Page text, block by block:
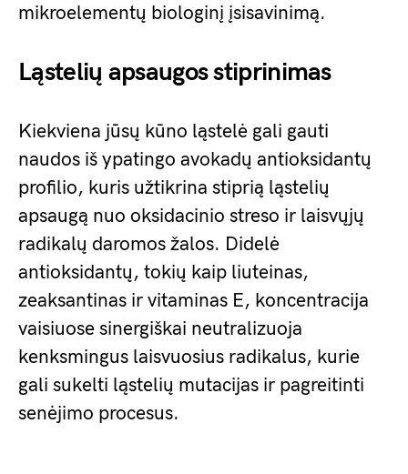
mikroelementų biologinį įsisavinimą.
Ląstelių apsaugos stiprinimas
Kiekviena jūsų kūno ląstelė gali gauti
naudos iš ypatingo avokadų antioksidantų
profilio, kuris užtikrina stiprią ląstelių
apsaugą nuo oksidacinio streso ir laisvųjų
radikalų daromos žalos. Didelė
antioksidantų, tokių kaip liuteinas,
zeaksantinas ir vitaminas E, koncentracija
vaisiuose sinergiškai neutralizuoja
kenksmingus laisvuosius radikalus, kurie
gali sukelti ląstelių mutacijas ir pagreitinti
senėjimo procesus.